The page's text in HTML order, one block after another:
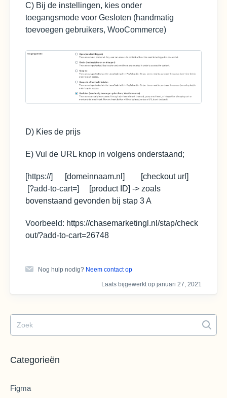
C) Bij de instellingen, kies onder
toegangsmode voor Gesloten (handmatig
toevoegen gebruikers, WooCommerce)
D) Kies de prijs
E) Vul de URL knop in volgens onderstaand;
[https://] [domeinnaam.nl]
[checkout url]
[?add-to-cart=] [product ID] -> zoals
bovenstaand gevonden bij stap 3 A
Voorbeeld: https://chasemarketingl.nl/stap/check
out/?add-to-cart=26748
Nog hulp nodig? Neem contact op
Laats bijgewerkt op januari 27, 2021
Categorieën
Figma